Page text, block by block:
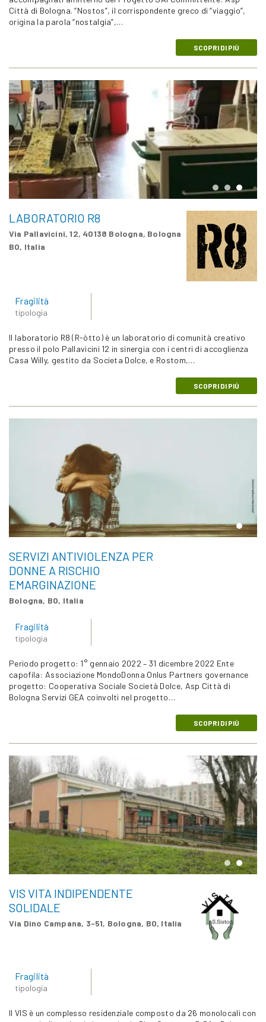
Città di Bologna. “Nostos”, il corrispondente greco di “viaggio”,
origina la parola “nostalgia”,…
SCOPRI DI PIÙ
LABORATORIO R8
Via Pallavicini, 12, 40138 Bologna, Bologna
BO, Italia
Fragilità
tipologia
Il laboratorio R8 (R-òtto) è un laboratorio di comunità creativo
presso il polo Pallavicini 12 in sinergia con i centri di accoglienza
Casa Willy, gestito da Societa Dolce, e Rostom,…
SCOPRI DI PIÙ
SERVIZI ANTIVIOLENZA PER
DONNE A RISCHIO
EMARGINAZIONE
Bologna, BO, Italia
Fragilità
tipologia
Periodo progetto: 1° gennaio 2022 – 31 dicembre 2022 Ente
capofila: Associazione MondoDonna Onlus Partners governance
progetto: Cooperativa Sociale Società Dolce, Asp Città di
Bologna Servizi GEA coinvolti nel progetto…
SCOPRI DI PIÙ
VIS VITA INDIPENDENTE
SOLIDALE
Via Dino Campana, 3-51, Bologna, BO, Italia
Fragilità
tipologia
Il VIS è un complesso residenziale composto da 26 monolocali con